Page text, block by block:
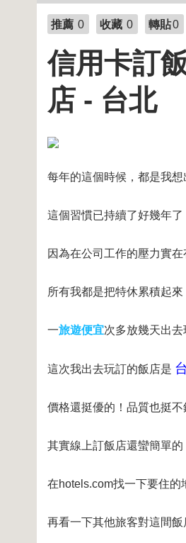
推薦 0 收藏 0 轉貼0
信用卡訂
店 - 台北
每年的這個時候，都是我
這個習慣已持續了好幾年了
因為在公司工作的壓力實在
所有我都是把特休累積起來
一旅遊便宜次多放幾天出
這次我出去玩訂的飯店是
價格還挺優的！品質也挺
其實線上訂飯店還蠻簡單的
在hotels.com找一下要住
再看一下其他旅客對這間